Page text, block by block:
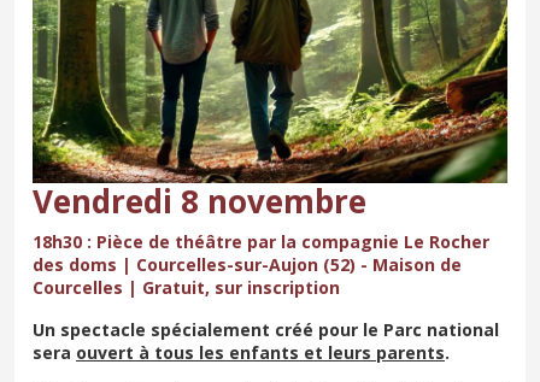
Vendredi 8 novembre
18h30 : Pièce de théâtre par la compagnie Le Rocher
des doms | Courcelles-sur-Aujon (52) - Maison de
Courcelles | Gratuit, sur inscription
Un spectacle spécialement créé pour le Parc national
sera ouvert à tous les enfants et leurs parents.